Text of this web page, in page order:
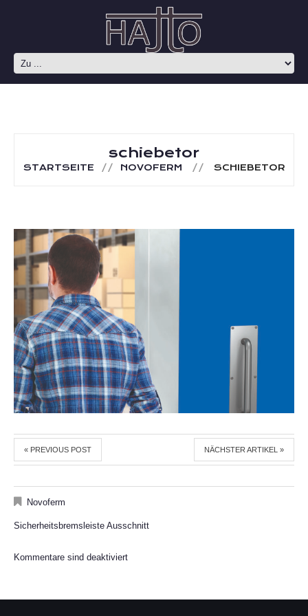
schiebetor
STARTSEITE NOVOFERM SCHIEBETOR
« PREVIOUS POST NÄCHSTER ARTIKEL »
Novoferm
Sicherheitsbremsleiste Ausschnitt
Kommentare sind deaktiviert